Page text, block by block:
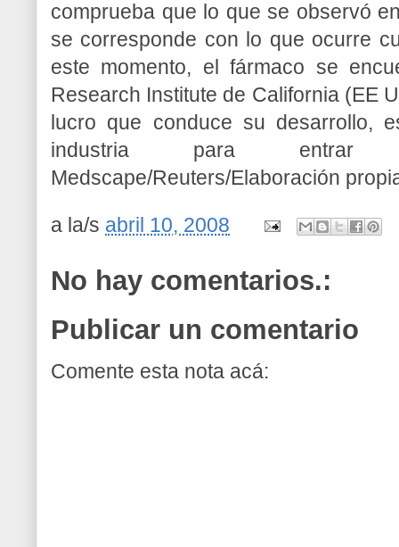
comprueba que lo que se observó
se corresponde con lo que ocurre
este momento, el fármaco se
Research Institute de California (EE
lucro que conduce su desarrollo,
industria para entrar
Medscape/Reuters/Elaboración
a la/s abril 10, 2008
No hay comentarios.:
Publicar un comentario
Comente esta nota acá: